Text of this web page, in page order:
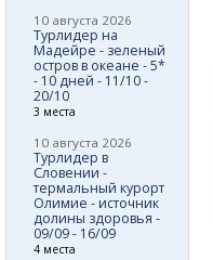
10 августа 2026
Турлидер на
Мадейре - зеленый
остров в океане - 5*
- 10 дней - 11/10 -
20/10
3 места
10 августа 2026
Турлидер в
Словении -
термальный курорт
Олимие - источник
долины здоровья -
09/09 - 16/09
4 места